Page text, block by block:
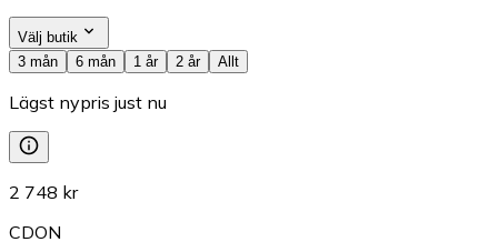
Välj butik
3 mån
6 mån 1 år 2 år Allt
Lägst nypris just nu
2 748 kr
CDON